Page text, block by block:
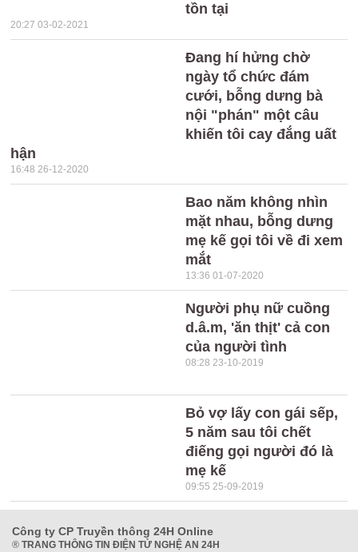
tồn tại
20:27 03-02-2021
Đang hí hửng chờ
ngày tổ chức đám
cưới, bỗng dưng bà
nội "phán" một câu
khiến tôi cay đắng uất
hận
16:48 26-12-2020
Bao năm không nhìn
mặt nhau, bỗng dưng
mẹ kế gọi tôi về đi xem
mắt
13:36 01-07-2020
Người phụ nữ cuồng
d.â.m, 'ăn thịt' cả con
của người tình
08:28 23-10-2019
Bỏ vợ lấy con gái sếp,
5 năm sau tôi chết
điếng gọi người đó là
mẹ kế
09:55 25-09-2019
Công ty CP Truyền thông 24H Online
® TRANG THÔNG TIN ĐIỆN TỬ NGHỆ AN 24H